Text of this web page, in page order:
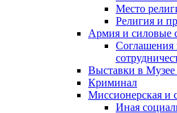
Место
Религия и
Армия и силовые
Соглашения
Выставки в
Криминал
Миссионерская и
Иная